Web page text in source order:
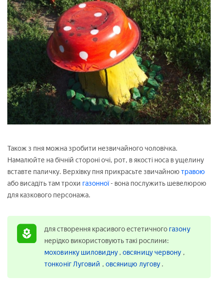
Також з пня можна зробити незвичайного чоловічка.
Намалюйте на бічній стороні очі, рот, в якості носа в ущелину
вставте паличку. Верхівку пня прикрасьте звичайноютравою
або висадіть там трохи газонної- вона послужить шевелюрою
для казкового персонажа.
для створення красивого естетичного газону
нерідко використовують такі рослини:
моховинку шиловидну , овсяницу червону ,
тонконіг Луговий , овсяницю лугову .